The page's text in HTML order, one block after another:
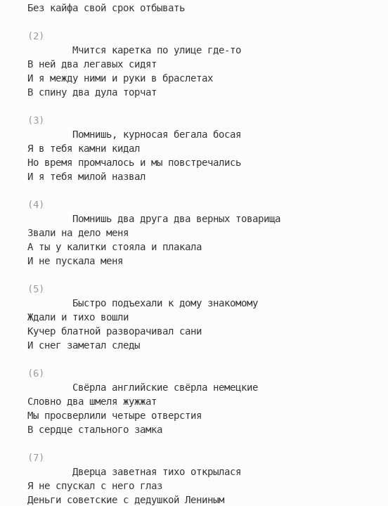
Без кайфа свой срок отбывать
(2)
        Мчится каретка по улице где-то
В ней два легавых сидят
И я между ними и руки в браслетах
В спину два дула торчат
(3)
        Помнишь, курносая бегала босая
Я в тебя камни кидал
Но время промчалось и мы повстречались
И я тебя милой назвал
(4)
        Помнишь два друга два верных товарища
Звали на дело меня
А ты у калитки стояла и плакала
И не пускала меня
(5)
        Быстро подъехали к дому знакомому
Ждали и тихо вошли
Кучер блатной разворачивал сани
И снег заметал следы
(6)
        Свёрла английские свёрла немецкие
Словно два шмеля жужжат
Мы просверлили четыре отверстия
В сердце стального замка
(7)
        Дверца заветная тихо открылася
Я не спускал с него глаз
Деньги советские с дедушкой Лениным